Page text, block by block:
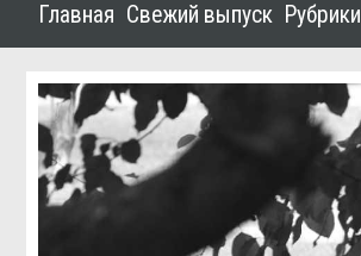
Главная Свежий выпуск Рубрики